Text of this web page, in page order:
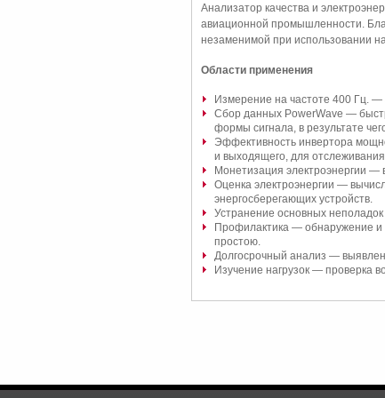
Анализатор качества и
авиационной промышленности.
незаменимой при использовании
Области применения
Измерение на частоте 400 Гц. —
Сбор данных PowerWave —
формы сигнала, в результате
Эффективность инвертора
и выходящего, для
Монетизация электроэнергии —
Оценка электроэнергии —
энергосберегающих устройств.
Устранение основных
Профилактика — обнаружение и
простою.
Долгосрочный анализ —
Изучение нагрузок — проверка